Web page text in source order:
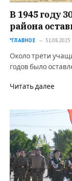
В 1945 году
района
*ГЛАВНОЕ 31.08.2025
Около трети
годов было
Читать далее